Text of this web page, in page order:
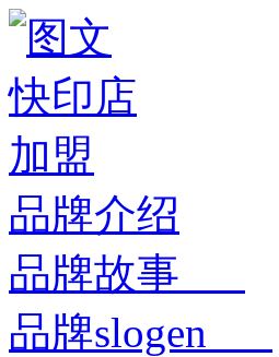
品牌介绍
品牌故事
品牌slogen